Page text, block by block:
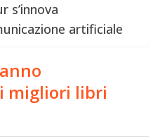
s’innova
artificiale
migliori libri